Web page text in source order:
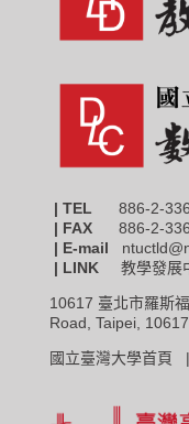
| TEL 886-2-
| FAX
886-2-
| E-mail
| LINK 教學發展
10617 臺北市羅斯
Road, Taipei,
國立臺灣大學首頁